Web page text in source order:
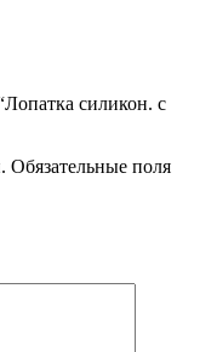
силикон. с
Обязательные поля